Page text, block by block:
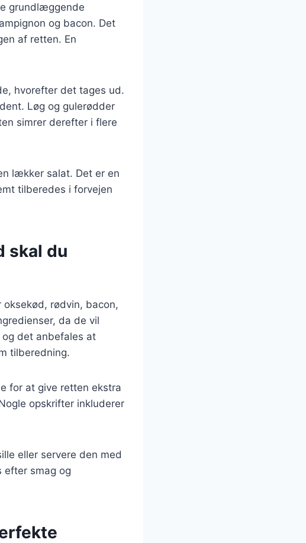
grundlæggende
og bacon. Det
af retten. En
hvorefter det tages ud.
Løg og gulerødder
simrer derefter i flere
lækker salat. Det er en
tilberedes i forvejen
skal du
rødvin, bacon,
da de vil
det anbefales at
tilberedning.
for at give retten ekstra
opskrifter inkluderer
eller servere den med
efter smag og